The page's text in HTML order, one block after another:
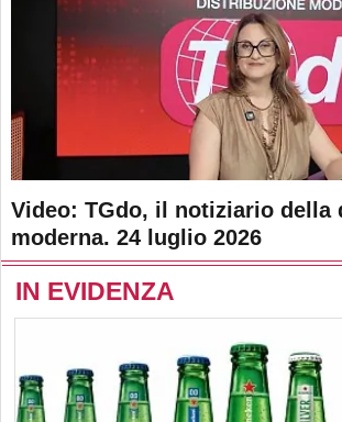
Video: TGdo, il notiziario della
moderna. 24 luglio 2026
IN EVIDENZA